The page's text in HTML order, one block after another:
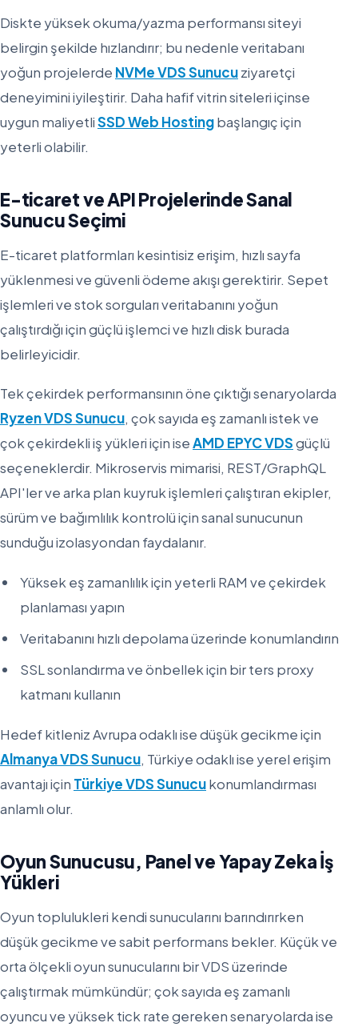
Diskte yüksek okuma/yazma performansı siteyi
belirgin şekilde hızlandırır; bu nedenle veritabanı
yoğun projelerde NVMe VDS Sunucuziyaretçi
deneyimini iyileştirir. Daha hafif vitrin siteleri içinse
uygun maliyetliSSD Web Hostingbaşlangıç için
yeterli olabilir.
E-ticaret ve API Projelerinde Sanal
Sunucu Seçimi
E-ticaret platformları kesintisiz erişim, hızlı sayfa
yüklenmesi ve güvenli ödeme akışı gerektirir. Sepet
işlemleri ve stok sorguları veritabanını yoğun
çalıştırdığı için güçlü işlemci ve hızlı disk burada
belirleyicidir.
Tek çekirdek performansının öne çıktığı senaryolarda
Ryzen VDS Sunucu, çok sayıda eş zamanlı istek ve
çok çekirdekli iş yükleri için iseAMD EPYC VDSgüçlü
seçeneklerdir. Mikroservis mimarisi, REST/GraphQL
API'ler ve arka plan kuyruk işlemleri çalıştıran ekipler,
sürüm ve bağımlılık kontrolü için sanal sunucunun
sunduğu izolasyondan faydalanır.
Yüksek eş zamanlılık için yeterli RAM ve çekirdek
planlaması yapın
Veritabanını hızlı depolama üzerinde konumlandırın
SSL sonlandırma ve önbellek için bir ters proxy
katmanı kullanın
Hedef kitleniz Avrupa odaklı ise düşük gecikme için
Almanya VDS Sunucu, Türkiye odaklı ise yerel erişim
avantajı için Türkiye VDS Sunucukonumlandırması
anlamlı olur.
Oyun Sunucusu, Panel ve Yapay Zeka İş
Yükleri
Oyun toplulukleri kendi sunucularını barındırırken
düşük gecikme ve sabit performans bekler. Küçük ve
orta ölçekli oyun sunucularını bir VDS üzerinde
çalıştırmak mümkündür; çok sayıda eş zamanlı
oyuncu ve yüksek tick rate gereken senaryolarda ise